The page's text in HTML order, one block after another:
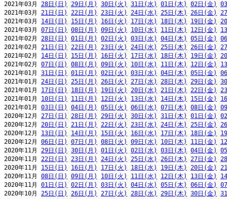
2021年03月 28日(日) 29日(月) 30日(火) 31日(水) 01日(木) 02日(金)
2021年03月 21日(日) 22日(月) 23日(火) 24日(水) 25日(木) 26日(金)
2021年03月 14日(日) 15日(月) 16日(火) 17日(水) 18日(木) 19日(金)
2021年03月 07日(日) 08日(月) 09日(火) 10日(水) 11日(木) 12日(金)
2021年02月 28日(日) 01日(月) 02日(火) 03日(水) 04日(木) 05日(金)
2021年02月 21日(日) 22日(月) 23日(火) 24日(水) 25日(木) 26日(金)
2021年02月 14日(日) 15日(月) 16日(火) 17日(水) 18日(木) 19日(金)
2021年02月 07日(日) 08日(月) 09日(火) 10日(水) 11日(木) 12日(金)
2021年01月 31日(日) 01日(月) 02日(火) 03日(水) 04日(木) 05日(金)
2021年01月 24日(日) 25日(月) 26日(火) 27日(水) 28日(木) 29日(金)
2021年01月 17日(日) 18日(月) 19日(火) 20日(水) 21日(木) 22日(金)
2021年01月 10日(日) 11日(月) 12日(火) 13日(水) 14日(木) 15日(金)
2021年01月 03日(日) 04日(月) 05日(火) 06日(水) 07日(木) 08日(金)
2020年12月 27日(日) 28日(月) 29日(火) 30日(水) 31日(木) 01日(金)
2020年12月 20日(日) 21日(月) 22日(火) 23日(水) 24日(木) 25日(金)
2020年12月 13日(日) 14日(月) 15日(火) 16日(水) 17日(木) 18日(金)
2020年12月 06日(日) 07日(月) 08日(火) 09日(水) 10日(木) 11日(金)
2020年11月 29日(日) 30日(月) 01日(火) 02日(水) 03日(木) 04日(金)
2020年11月 22日(日) 23日(月) 24日(火) 25日(水) 26日(木) 27日(金)
2020年11月 15日(日) 16日(月) 17日(火) 18日(水) 19日(木) 20日(金)
2020年11月 08日(日) 09日(月) 10日(火) 11日(水) 12日(木) 13日(金)
2020年11月 01日(日) 02日(月) 03日(火) 04日(水) 05日(木) 06日(金)
2020年10月 25日(日) 26日(月) 27日(火) 28日(水) 29日(木) 30日(金)